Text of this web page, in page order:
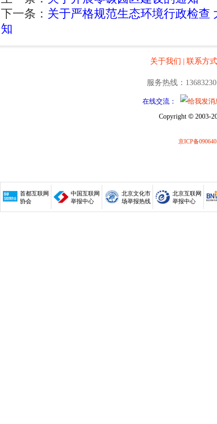
下一条： 关于严格规范生态环境行政检查
知
关于我们 | 联系方式
服务热线：
在线交流：
Copyright © 2003-
京ICP备
首都互联网
协会
中国互联网
举报中心
北京文化市
场举报热线
北京互联网
举报中心